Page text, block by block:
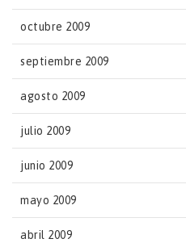
octubre 2009
septiembre 2009
agosto 2009
julio 2009
junio 2009
mayo 2009
abril 2009